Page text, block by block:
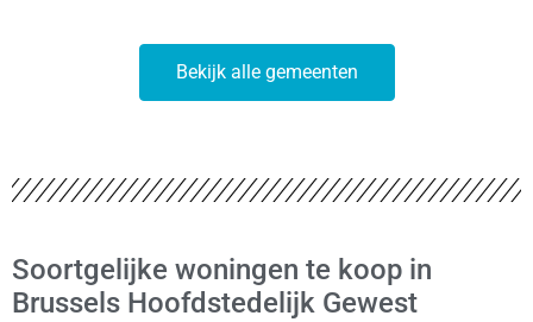
Bekijk alle gemeenten
Soortgelijke woningen te koop in
Brussels Hoofdstedelijk Gewest